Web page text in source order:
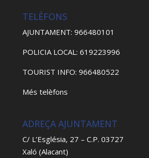
TELÈFONS
AJUNTAMENT: 966480101
POLICIA LOCAL: 619223996
TOURIST INFO: 966480522
Més telèfons
ADREÇA AJUNTAMENT
C/ L’Església, 27 – C.P. 03727
Xaló (Alacant)